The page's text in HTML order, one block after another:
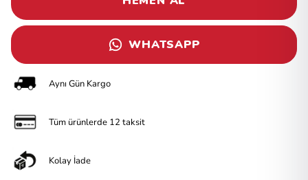
WHATSAPP
Aynı Gün Kargo
Tüm ürünlerde 12 taksit
Kolay İade